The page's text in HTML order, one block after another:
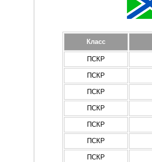
Класс
ПСКР
ПСКР
ПСКР
ПСКР
ПСКР
ПСКР
ПСКР